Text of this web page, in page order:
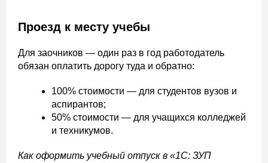
Проезд к месту учебы
Для заочников — один раз в год работодатель
обязан оплатить дорогу туда и обратно:
100% стоимости — для студентов вузов и
аспирантов;
50% стоимости — для учащихся колледжей
и техникумов.
Как оформить учебный отпуск в «1С: ЗУП